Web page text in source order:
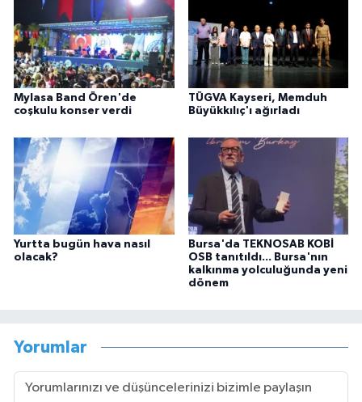
Mylasa Band Ören'de
coşkulu konser verdi
TÜGVA Kayseri, Memduh
Büyükkılıç'ı ağırladı
Yurtta bugün hava nasıl
olacak?
Bursa'da TEKNOSAB KOBİ
OSB tanıtıldı... Bursa'nın
kalkınma yolculuğunda yeni
dönem
Yorumlar